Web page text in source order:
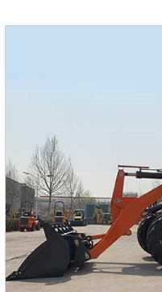
высокого качества по